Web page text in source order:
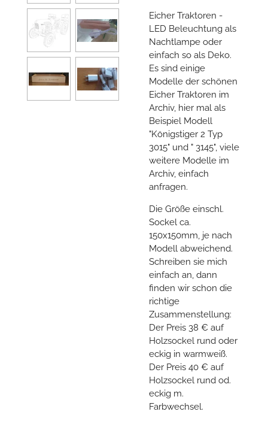
Eicher Traktoren -
LED Beleuchtung als
Nachtlampe oder
einfach so als Deko.
Es sind einige
Modelle der schönen
Eicher Traktoren im
Archiv, hier mal als
Beispiel Modell
"Königstiger 2 Typ
3015" und " 3145", viele
weitere Modelle im
Archiv, einfach
anfragen.
Die Größe einschl.
Sockel ca.
150x150mm, je nach
Modell abweichend.
Schreiben sie mich
einfach an, dann
finden wir schon die
richtige
Zusammenstellung:
Der Preis 38 € auf
Holzsockel rund oder
eckig in warmweiß.
Der Preis 40 € auf
Holzsockel rund od.
eckig m.
Farbwechsel.